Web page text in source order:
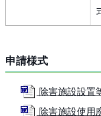
申請様式
除害施設設
除害施設使